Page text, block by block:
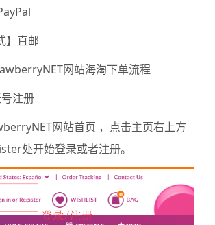
】直邮
网站海淘下单流程
注册
网站首页 ，点击主页右上方
处开始登录或者注册。